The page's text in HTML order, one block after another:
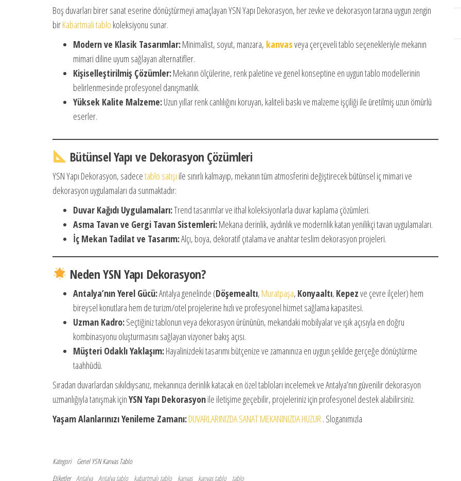
Boş duvarları birer sanat eserine dönüştürmeyi amaçlayan YSN Yapı Dekorasyon, her zevke ve dekorasyon tarzına uygun zengin
birKabartmalı tablo koleksiyonu sunar.
Modern ve Klasik Tasarımlar:Minimalist, soyut, manzara, kanvasveya çerçeveli tablo seçenekleriyle mekanın
mimari diline uyum sağlayan alternatifler.
Kişiselleştirilmiş Çözümler:Mekanın ölçülerine, renk paletine ve genel konseptine en uygun tablo modellerinin
belirlenmesinde profesyonel danışmanlık.
Yüksek Kalite Malzeme:Uzun yıllar renk canlılığını koruyan, kaliteli baskı ve malzeme işçiliği ile üretilmiş uzun ömürlü
eserler.
Bütünsel Yapı ve Dekorasyon Çözümleri
YSN Yapı Dekorasyon, sadecetablo satışı ile sınırlı kalmayıp, mekanın tüm atmosferini değiştirecek bütünsel iç mimari ve
dekorasyon uygulamaları da sunmaktadır:
Duvar Kağıdı Uygulamaları:Trend tasarımlar ve ithal koleksiyonlarla duvar kaplama çözümleri.
Asma Tavan ve Gergi Tavan Sistemleri:Mekana derinlik, aydınlık ve modernlik katan yenilikçi tavan uygulamaları.
İç Mekan Tadilat ve Tasarım:Alçı, boya, dekoratif çıtalama ve anahtar teslim dekorasyon projeleri.
Neden YSN Yapı Dekorasyon?
Antalya’nın Yerel Gücü:Antalya genelinde (Döşemealtı, Muratpaşa, Konyaaltı, Kepezve çevre ilçeler) hem
bireysel konutlara hem de turizm/otel projelerine hızlı ve profesyonel hizmet sağlama kapasitesi.
Uzman Kadro:Seçtiğiniz tablonun veya dekorasyon ürününün, mekandaki mobilyalar ve ışık açısıyla en doğru
kombinasyonu oluşturmasını sağlayan vizyoner bakış açısı.
Müşteri Odaklı Yaklaşım:Hayalinizdeki tasarımı bütçenize ve zamanınıza en uygun şekilde gerçeğe dönüştürme
taahhüdü.
Sıradan duvarlardan sıkıldıysanız, mekanınıza derinlik katacak en özel tabloları incelemek ve Antalya’nın güvenilir dekorasyon
uzmanlığıyla tanışmak içinYSN Yapı Dekorasyonile iletişime geçebilir, projeleriniz için profesyonel destek alabilirsiniz.
Yaşam Alanlarınızı Yenileme Zamanı:DUVARLARINIZDA SANAT MEKANINIZDA HUZUR. Sloganımızla
Kategori Genel YSN Kanvas Tablo
Etiketler Antalya Antalya tablo kabartmalı tablo kanvas kanvas tablo tablo